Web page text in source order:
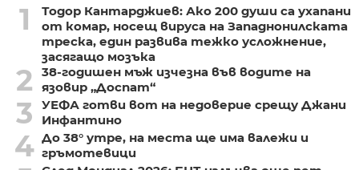
1
Тодор Кантарджиев: Ако 200 души са ухапани
от комар, носещ вируса на Западнонилската
треска, един развива тежко усложнение,
засягащо мозъка
2
38-годишен мъж изчезна във водите на
язовир „Доспат“
3
УЕФА готви вот на недоверие срещу Джани
Инфантино
4 До 38° утре, на места ще има валежи и
гръмотевици